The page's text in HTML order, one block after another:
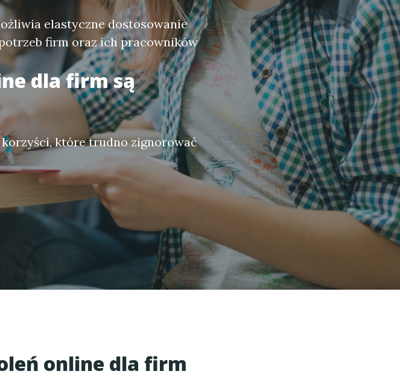
elastyczne dostosowanie
firm oraz ich pracowników
dla firmsą
które trudno zignorować
online dla firm